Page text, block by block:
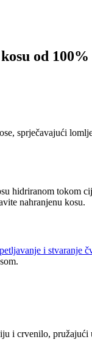
od 100%
sprječavajući
hidriranom tokom
nahranjenu kosu.
i stvaranje
i crvenilo, pružajući